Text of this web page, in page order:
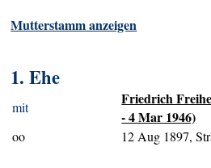
Mutterstamm anzeigen
1. Ehe
mit
Friedrich
- 4 Mar 1946)
oo 12 Aug 1897,